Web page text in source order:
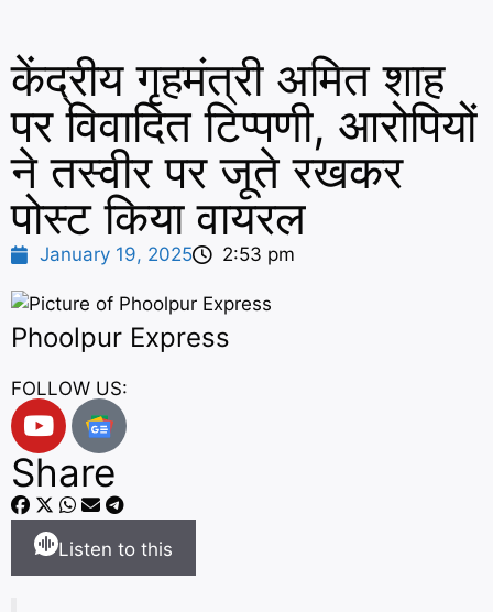
केंद्रीय गृहमंत्री अमित शाह
पर विवादित टिप्पणी, आरोपियों
ने तस्वीर पर जूते रखकर
पोस्ट किया वायरल
January 19, 2025 2:53 pm
Phoolpur Express
FOLLOW US:
Share
Listen to this